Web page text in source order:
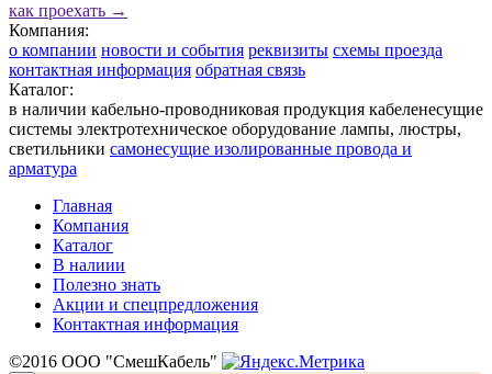
как проехать →
Компания:
о компании новости и события реквизиты схемы проезда
контактная информация обратная связь
Каталог:
в наличии кабельно-проводниковая продукция кабеленесущие
системы электротехническое оборудование лампы, люстры,
светильники cамонесущие изолированные провода и
арматура
Главная
Компания
Каталог
В налиии
Полезно знать
Акции и спецпредложения
Контактная информация
©2016 ООО "СмешКабель"